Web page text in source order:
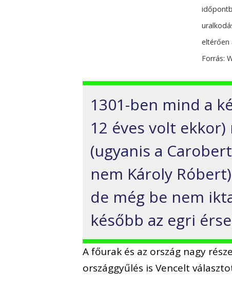
eltérően
Forrás:
1301-ben mind a
12 éves volt
(ugyanis a
nem Károly
de még be nem
később az egri
A főurak és az ország nagy
országgyűlés is Vencelt